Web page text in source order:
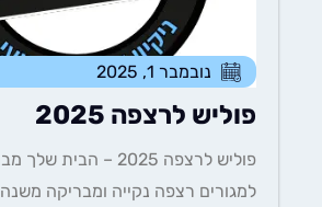
נובמבר 1, 2025
פוליש לרצפה 2025
פוליש לרצפה 2025 – הבית שלך מבריק ומוכן
למגורים רצפה נקייה ומבריקה משנה את כל....